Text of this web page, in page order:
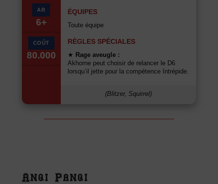
AR
6+
COÛT
80.000
ÉQUIPES
Toute équipe
RÈGLES SPÉCIALES
★ Rage aveugle :
Akhorne peut choisir de relancer le D6
lorsqu’il jette pour la compétence Intrépide.
(Blitzer, Squirrel)
Anqi Panqi